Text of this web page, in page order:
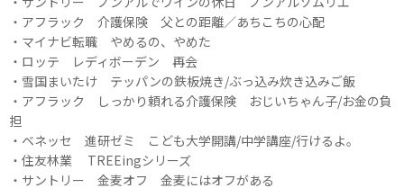
・アフラック 介護保険 父との距離／あちこちの心配
・マイナビ転職 やめるの、やめた
・ロッテ レディボーデン 再会
・雪国まいたけ テッパンの鉄板焼き/ぶっ込み炊き込みご飯
・アフラック しっかり頼れる介護保険 おじいちゃん子/お金の負
担
・ベネッセ 進研ゼミ こども大学開講/中学講座/行けるよ。
・住友林業 TREEingシリーズ
・サントリー 金麦オフ 金麦にはオフがある